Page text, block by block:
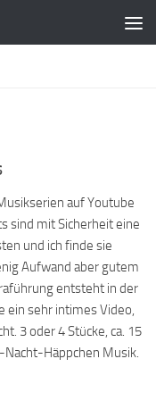
auf Youtube
sind mit Sicherheit eine
und ich finde sie
Aufwand aber gutem
entsteht in der
ein sehr intimes Video,
3 oder 4 Stücke, ca. 15
Häppchen Musik.